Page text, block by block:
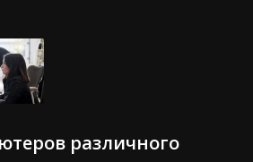
различного